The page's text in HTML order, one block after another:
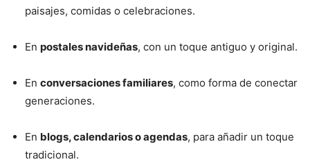
paisajes, comidas o celebraciones.
En postales navideñas, con un toque antiguo y original.
En conversaciones familiares, como forma de conectar
generaciones.
En blogs, calendarios o agendas, para añadir un toque
tradicional.